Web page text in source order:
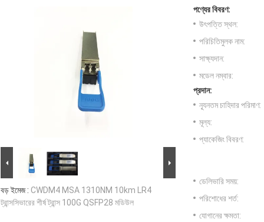
বড় ইমেজ : CWDM4 MSA 1310NM 10km LR4
ট্রান্সসিভারের শীর্ষ ট্রান্স 100G QSFP28 মডিউল
পণ্যের বিবরণ:
উৎপত্তি স্থল:
পরিচিতিমুলক নাম:
সাক্ষ্যদান:
মডেল নম্বার:
প্রদান:
ন্যূনতম চাহিদার পরিমাণ:
মূল্য:
প্যাকেজিং বিবরণ:
ডেলিভারি সময়:
পরিশোধের শর্ত:
যোগানের ক্ষমতা: